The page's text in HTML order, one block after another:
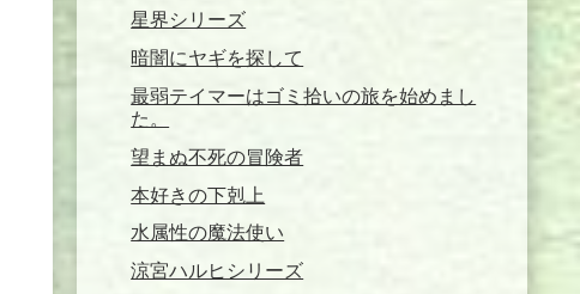
星界シリーズ
暗闇にヤギを探して
最弱テイマーはゴミ拾いの旅を始めまし
た。
望まぬ不死の冒険者
本好きの下剋上
水属性の魔法使い
涼宮ハルヒシリーズ